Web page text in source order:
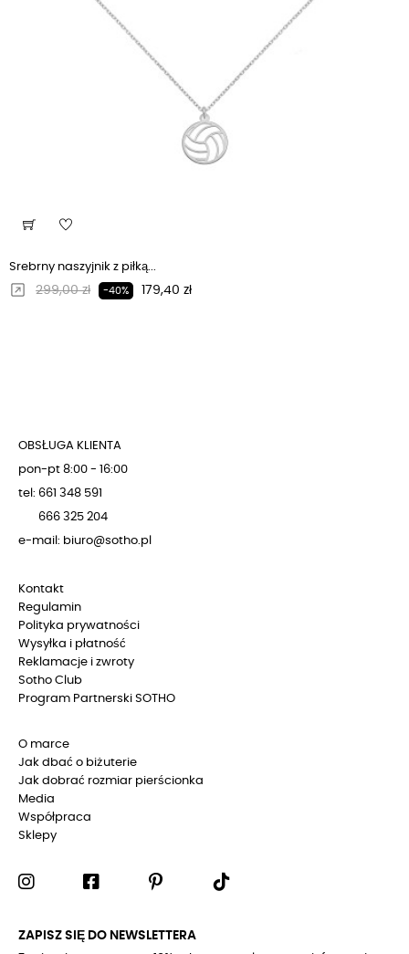
Srebrny naszyjnik z piłką...
Regularna cena
299,00 zł -40% Cena
179,40 zł
OBSŁUGA KLIENTA
pon-pt 8:00 - 16:00
tel: 661 348 591
666 325 204
e-mail: biuro@sotho.pl
Kontakt
Regulamin
Polityka prywatności
Wysyłka i płatność
Reklamacje i zwroty
Sotho Club
Program Partnerski SOTHO
O marce
Jak dbać o biżuterie
Jak dobrać rozmiar pierścionka
Media
Współpraca
Sklepy
ZAPISZ SIĘ DO NEWSLETTERA